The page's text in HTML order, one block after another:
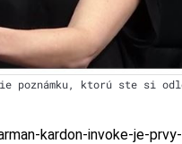
poznámku, ktorú ste si
kardon-invoke-je-